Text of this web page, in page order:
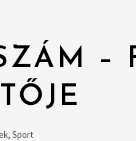
–
, Sport